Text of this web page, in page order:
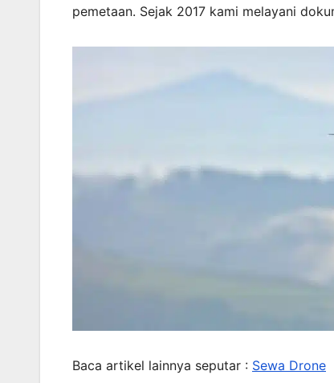
pemetaan. Sejak 2017 kami melayani
Baca artikel lainnya seputar : Sewa Drone